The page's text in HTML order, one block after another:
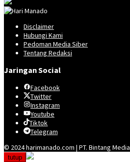
Disclaimer
Hubungi Kami
Pedoman Media Siber
Tentang Redaksi
Jaringan Social
Facebook
Twitter
Instagram
Youtube
Tiktok
Telegram
© 2024 harimanado.com | PT. Bintang
tutup